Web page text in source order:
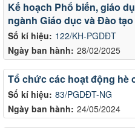
Số kí hiệu: 122/KH-PGDĐT
Ngày ban hành: 28/02/2025
Kế hoạch Phổ biến, giáo
ngành Giáo dục và Đào
Số kí hiệu: 83/PGDĐT-NG
Ngày ban hành: 24/05/2024
Tổ chức các hoạt động hè